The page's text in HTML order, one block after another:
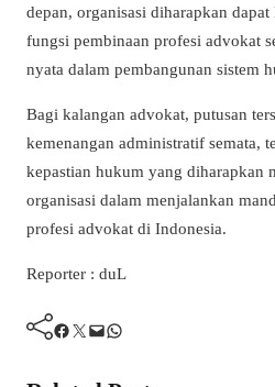
depan, organisasi diharapkan
fungsi pembinaan profesi advokat
nyata dalam pembangunan sistem
Bagi kalangan advokat, putusan
kemenangan administratif semata,
kepastian hukum yang diharapkan
organisasi dalam menjalankan
profesi advokat di Indonesia.
Reporter : duL
Facebook Twitter Mail WhatsApp